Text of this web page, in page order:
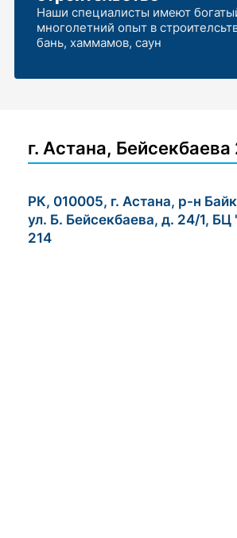
Наши специалисты имеют
многолетний опыт в
бань, хаммамов, саун
г. Астана, Бейсекбаева
РК, 010005, г. Астана, р-н
ул. Б. Бейсекбаева, д. 24/1,
214